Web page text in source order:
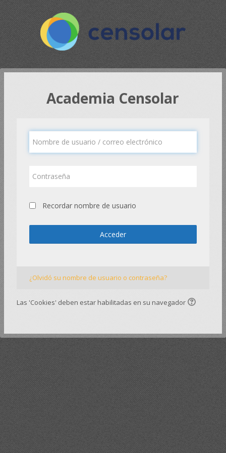
Salta
al
contenido
principal
Academia Censolar
de
usuario
correo
Recordar nombre de usuario
Acceder
¿Olvidó su nombre de usuario o contraseña?
Las 'Cookies' deben estar habilitadas en su navegador